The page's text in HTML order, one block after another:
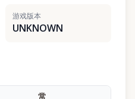
游戏版本
UNKNOWN
常